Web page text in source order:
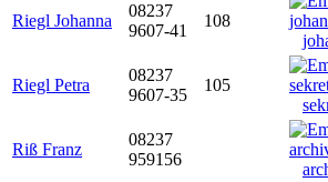
Riegl Johanna
08237
9607-41
108
Riegl Petra
08237
9607-35
105
Riß Franz
08237
959156